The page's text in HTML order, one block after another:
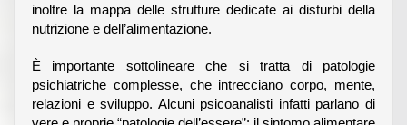
inoltre la mappa delle strutture dedicate ai disturbi della
nutrizione e dell’alimentazione.
È importante sottolineare che si tratta di patologie
psichiatriche complesse, che intrecciano corpo, mente,
relazioni e sviluppo. Alcuni psicoanalisti infatti parlano di